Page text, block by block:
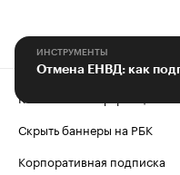
ИНСТРУМЕНТЫ
Контактная информация
Скрыть баннеры на РБК
Корпоративная подписка